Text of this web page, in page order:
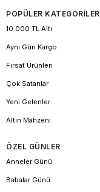
POPÜLER KATEGORİLER
10.000 TL Altı
Aynı Gün Kargo
Fırsat Ürünleri
Çok Satanlar
Yeni Gelenler
Altın Mahzeni
ÖZEL GÜNLER
Anneler Günü
Babalar Günü